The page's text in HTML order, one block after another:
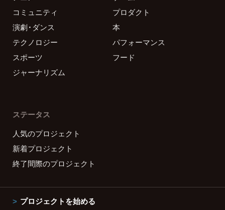
コミュニティ
プロダクト
演劇・ダンス
本
テクノロジー
パフォーマンス
スポーツ
フード
ジャーナリズム
ステータス
人気のプロジェクト
新着プロジェクト
終了間際のプロジェクト
プロジェクトを始める